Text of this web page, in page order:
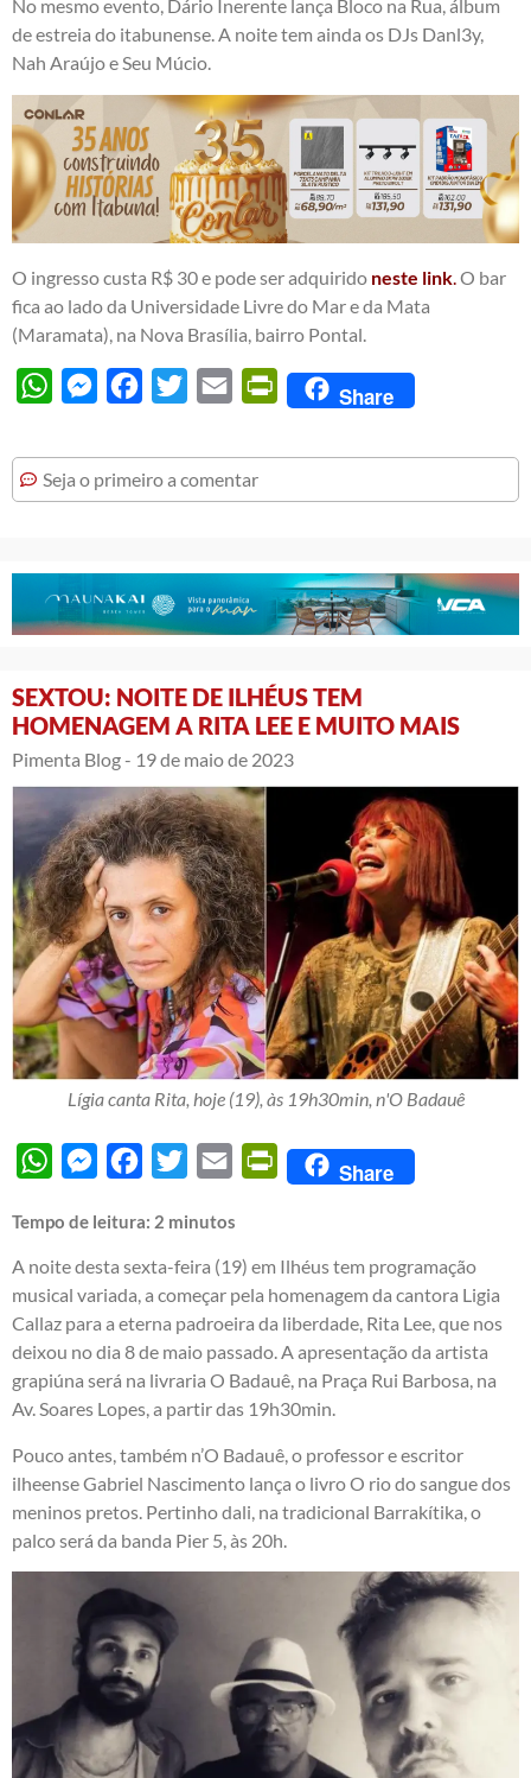
No mesmo evento, Dário Inerente lança Bloco na Rua, álbum
de estreia do itabunense. A noite tem ainda os DJs Danl3y,
Nah Araújo e Seu Múcio.
O ingresso custa R$ 30 e pode ser adquirido neste link O bar
fica ao lado da Universidade Livre do Mar e da Mata
(Maramata), na Nova Brasília, bairro Pontal.
WhatsAppMessengerFacebook
Twitter Email PrintFriendly
Share
Seja o primeiro a comentar
SEXTOU: NOITE DE ILHÉUS TEM
HOMENAGEM A RITA LEE E MUITO MAIS
Pimenta Blog - 19 de maio de 2023
Lígia canta Rita, hoje (19), às 19h30min, n'O Badauê
WhatsAppMessengerFacebook
Twitter Email PrintFriendly
Share
Tempo de leitura: 2 minutos
A noite desta sexta-feira (19) em Ilhéus tem programação
musical variada, a começar pela homenagem da cantora Ligia
Callaz para a eterna padroeira da liberdade, Rita Lee, que nos
deixou no dia 8 de maio passado. A apresentação da artista
grapiúna será na livraria O Badauê, na Praça Rui Barbosa, na
Av. Soares Lopes, a partir das 19h30min.
Pouco antes, também n’O Badauê, o professor e escritor
ilheense Gabriel Nascimento lança o livro O rio do sangue dos
meninos pretos. Pertinho dali, na tradicional Barrakítika, o
palco será da banda Pier 5, às 20h.